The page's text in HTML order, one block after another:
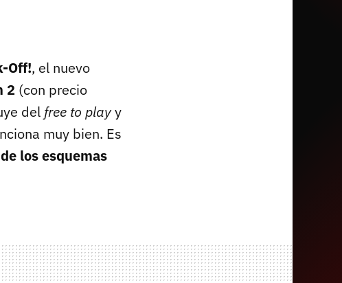
Off!, el nuevo
2 (con precio
del free to playy
muy bien. Es
los esquemas